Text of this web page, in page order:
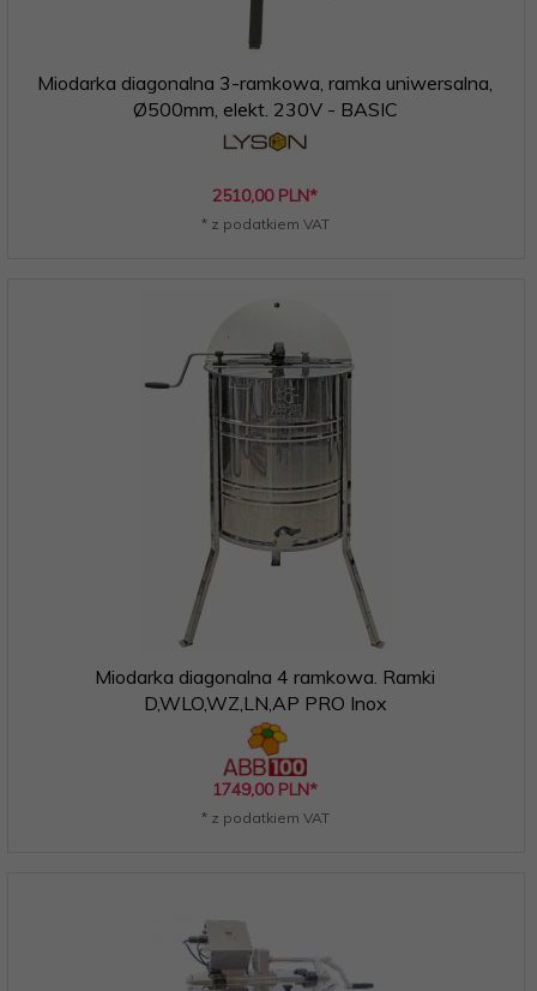
Miodarka diagonalna 3-ramkowa, ramka uniwersalna,
Ø500mm, elekt. 230V - BASIC
2510,00 PLN*
* z podatkiem VAT
Miodarka diagonalna 4 ramkowa. Ramki
D,WLO,WZ,LN,AP PRO Inox
1749,00 PLN*
* z podatkiem VAT